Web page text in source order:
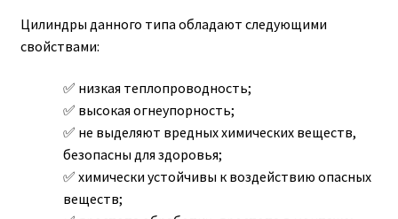
Цилиндры данного типа обладают следующими
свойствами:
низкая теплопроводность;
высокая огнеупорность;
не выделяют вредных химических веществ,
безопасны для здоровья;
химически устойчивы к воздействию опасных
веществ;